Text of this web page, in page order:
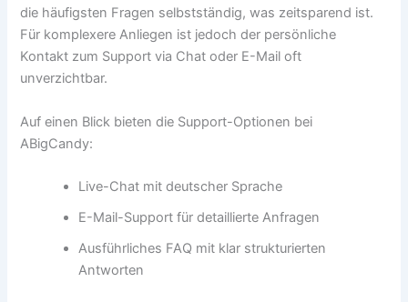
die häufigsten Fragen selbstständig, was zeitsparend ist.
Für komplexere Anliegen ist jedoch der persönliche
Kontakt zum Support via Chat oder E-Mail oft
unverzichtbar.
Auf einen Blick bieten die Support-Optionen bei
ABigCandy:
Live-Chat mit deutscher Sprache
E-Mail-Support für detaillierte Anfragen
Ausführliches FAQ mit klar strukturierten
Antworten